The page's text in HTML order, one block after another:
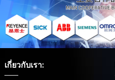
เกี่ยวกับเรา: